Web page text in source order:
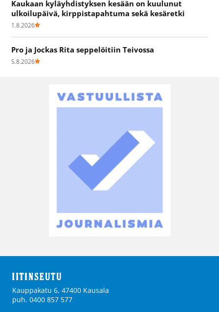
Kaukaan kyläyhdistyksen kesään on kuulunut
ulkoilupäivä, kirppistapahtuma sekä kesäretki
1.8.2026
Pro ja Jockas Rita seppelöitiin Teivossa
5.8.2026
Kauppakatu 6, 47400 Kausala
puh. 0400 857 577